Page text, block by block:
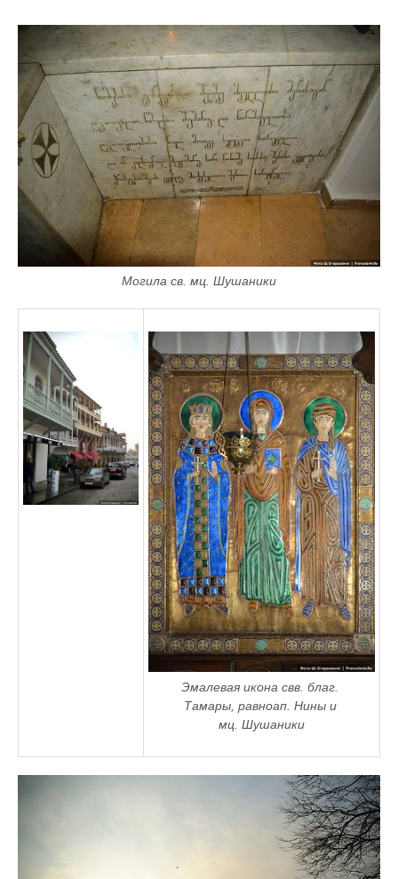
Могила св. мц. Шушаники
Эмалевая икона свв. благ.
Тамары, равноап. Нины и
мц. Шушаники